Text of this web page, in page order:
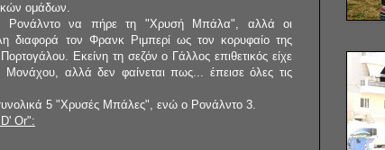
ομάδων.
Ρονάλντο να πήρε τη "Χρυσή Μπάλα", αλλά οι
διαφορά τον Φρανκ Ριμπερί ως τον κορυφαίο της
Εκείνη τη σεζόν ο Γάλλος επιθετικός είχε
αλλά δεν φαίνεται πως... έπεισε όλες τις
5 "Χρυσές Μπάλες", ενώ ο Ρονάλντο 3.
Or":